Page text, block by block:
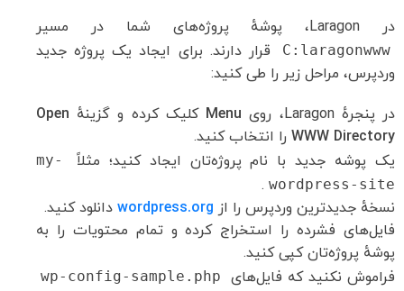
در Laragon، پوشهٔ پروژه‌های شما در مسیر
C:laragonwww
قرار دارند. برای ایجاد یک پروژه جدید
وردپرس، مراحل زیر را طی کنید:
در پنجرهٔ Laragon، روی Menu کلیک کرده و گزینهٔ Open
WWW Directory را انتخاب کنید.
یک پوشه جدید با نام پروژه‌تان ایجاد کنید؛ مثلاً
my-
wordpress-site
.
نسخهٔ جدیدترین وردپرس را از wordpress.org دانلود کنید.
فایل‌های فشرده را استخراج کرده و تمام محتویات را به
پوشهٔ پروژه‌تان کپی کنید.
فراموش نکنید که فایل‌های
wp-config-sample.php